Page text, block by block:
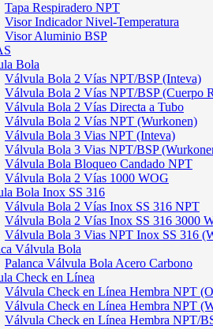
Tapa Respiradero NPT
Visor Indicador Nivel-Temperatura
Visor Aluminio BSP
Bola
Válvula Bola 2 Vías NPT/BSP (Inteva)
Válvula Bola 2 Vías NPT/BSP (Cuerpo
Válvula Bola 2 Vías Directa a Tubo
Válvula Bola 2 Vías NPT (Wurkonen)
Válvula Bola 3 Vias NPT (Inteva)
Válvula Bola 3 Vias NPT/BSP
Válvula Bola Bloqueo Candado NPT
Válvula Bola 2 Vías 1000 WOG
Bola Inox SS 316
Válvula Bola 2 Vías Inox SS 316 NPT
Válvula Bola 2 Vías Inox SS 316 3000
Válvula Bola 3 Vias NPT Inox SS 316
Válvula Bola
Palanca Válvula Bola Acero Carbono
Check en Línea
Válvula Check en Línea Hembra NPT
Válvula Check en Línea Hembra NPT
Válvula Check en Línea Hembra NPT/